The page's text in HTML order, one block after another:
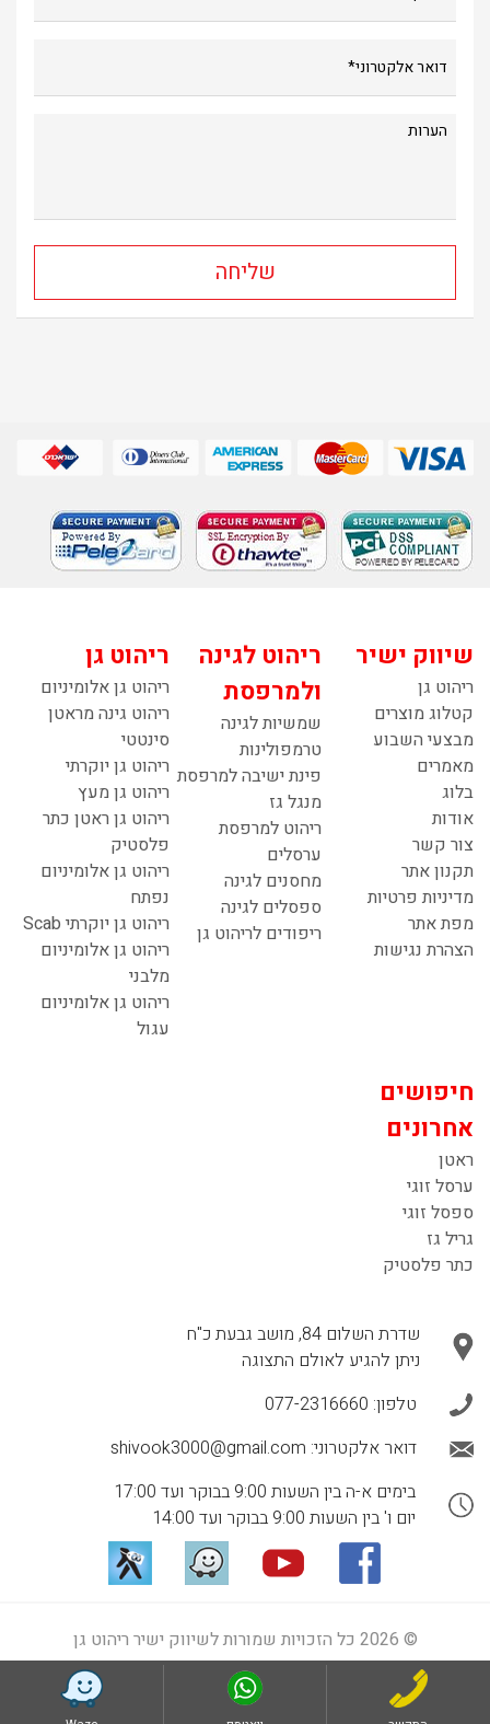
שיווק ישיר
ריהוט גן
קטלוג מוצרים
מבצעי השבוע
מאמרים
בלוג
אודות
צור קשר
תקנון אתר
מדיניות פרטיות
מפת אתר
הצהרת נגישות
ריהוט לגינה
ולמרפסת
שמשיות לגינה
טרמפולינות
פינת ישיבה למרפסת
מנגל גז
ריהוט למרפסת
ערסלים
מחסנים לגינה
ספסלים לגינה
ריפודים לריהוט גן
ריהוט גן
ריהוט גן אלומיניום
ריהוט גינה מראטן
סינטטי
ריהוט גן יוקרתי
ריהוט גן מעץ
ריהוט גן ראטן כתר
פלסטיק
ריהוט גן אלומיניום
נפתח
ריהוט גן יוקרתי Scab
ריהוט גן אלומיניום
מלבני
ריהוט גן אלומיניום
עגול
חיפושים
אחרונים
ראטן
ערסל זוגי
ספסל זוגי
גריל גז
כתר פלסטיק
שדרת השלום 84, מושב גבעת כ"ח
ניתן להגיע לאולם התצוגה
טלפון: 077-2316660
דואר אלקטרוני: shivook3000@gmail.com
בימים א-ה בין השעות 9:00 בבוקר ועד 17:00
יום ו' בין השעות 9:00 בבוקר ועד 14:00
© 2026 כל הזכויות שמורות לשיווק ישיר ריהוט גן